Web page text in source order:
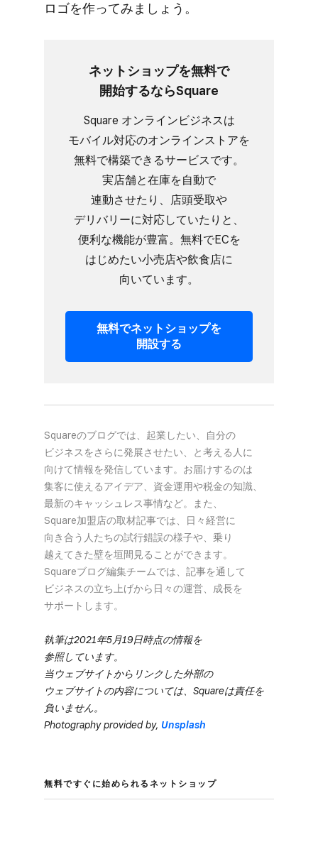
ロゴを​作ってみましょう。
ネットショップを​無料で​
開始するなら​Square
Square オンラインビジネスは​
モバイル対応の​オンラインストアを​
無料で​構築できる​サービスです。​
実店舗と​在庫を​自動で​
連動させたり、​店頭受取や​
デリバリーに​対応していたりと、​
便利な​機能が​豊富。​無料で​ECを​
はじめたい​小売店や​飲食店に​
向いています。
無料で​ネットショップを​
開設する
Squareの​ブログでは、​起業したい、​自分の​
ビジネスを​さらに​発展させたい、と​考える​人に​
向けて​情報を​発信しています。​お届けするのは​
集客に​使える​アイデア、​資金運用や​税金の​知識、​
最新の​キャッシュレス事情など。​また、​
Square加盟店の​取材記事では、​日々​経営に​
向き合う​人たちの​試行錯誤の​様子や、​乗り​
越えてきた壁を​垣間見る​ことができます。​
Squareブログ編集チームでは、​記事を​通して​
ビジネスの​立ち上げから​日々の​運営、​成長を​
サポートします。
執筆は​2021年5月19日時点の​情報を​
参照しています。
当ウェブサイトから​リンクした​外部の​
ウェブサイトの​内容に​ついては、​Squareは​責任を​
負いません。
Photography provided by, Unsplash
無料ですぐに​始められる​ネットショップ